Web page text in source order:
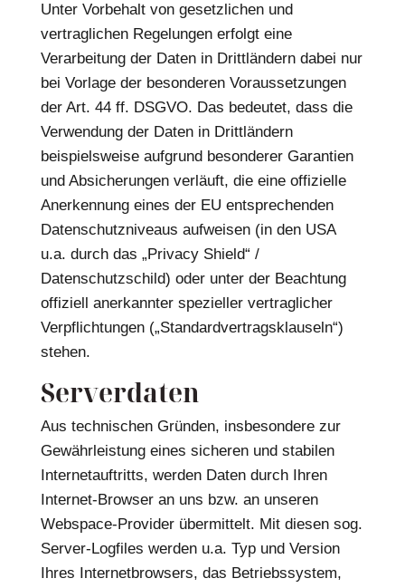
Unter Vorbehalt von gesetzlichen und
vertraglichen Regelungen erfolgt eine
Verarbeitung der Daten in Drittländern dabei nur
bei Vorlage der besonderen Voraussetzungen
der Art. 44 ff. DSGVO. Das bedeutet, dass die
Verwendung der Daten in Drittländern
beispielsweise aufgrund besonderer Garantien
und Absicherungen verläuft, die eine offizielle
Anerkennung eines der EU entsprechenden
Datenschutzniveaus aufweisen (in den USA
u.a. durch das „Privacy Shield“ /
Datenschutzschild) oder unter der Beachtung
offiziell anerkannter spezieller vertraglicher
Verpflichtungen („Standardvertragsklauseln“)
stehen.
Serverdaten
Aus technischen Gründen, insbesondere zur
Gewährleistung eines sicheren und stabilen
Internetauftritts, werden Daten durch Ihren
Internet-Browser an uns bzw. an unseren
Webspace-Provider übermittelt. Mit diesen sog.
Server-Logfiles werden u.a. Typ und Version
Ihres Internetbrowsers, das Betriebssystem,